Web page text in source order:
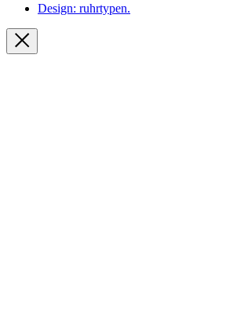
Design: ruhrtypen.